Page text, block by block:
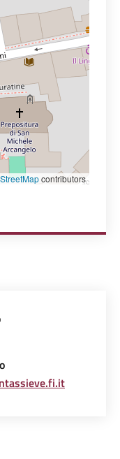
contributors